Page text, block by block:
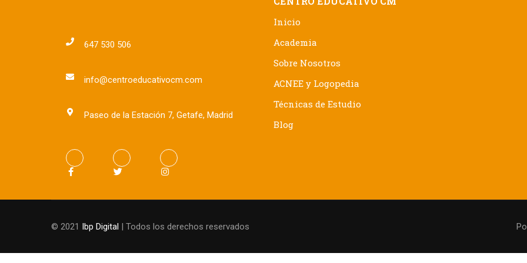
647 530 506
info@centroeducativocm.com
Paseo de la Estación 7, Getafe, Madrid
Inicio
Academia
Sobre Nosotros
ACNEE y Logopedia
Técnicas de Estudio
Blog
© 2021 Ibp Digital | Todos los derechos reservados